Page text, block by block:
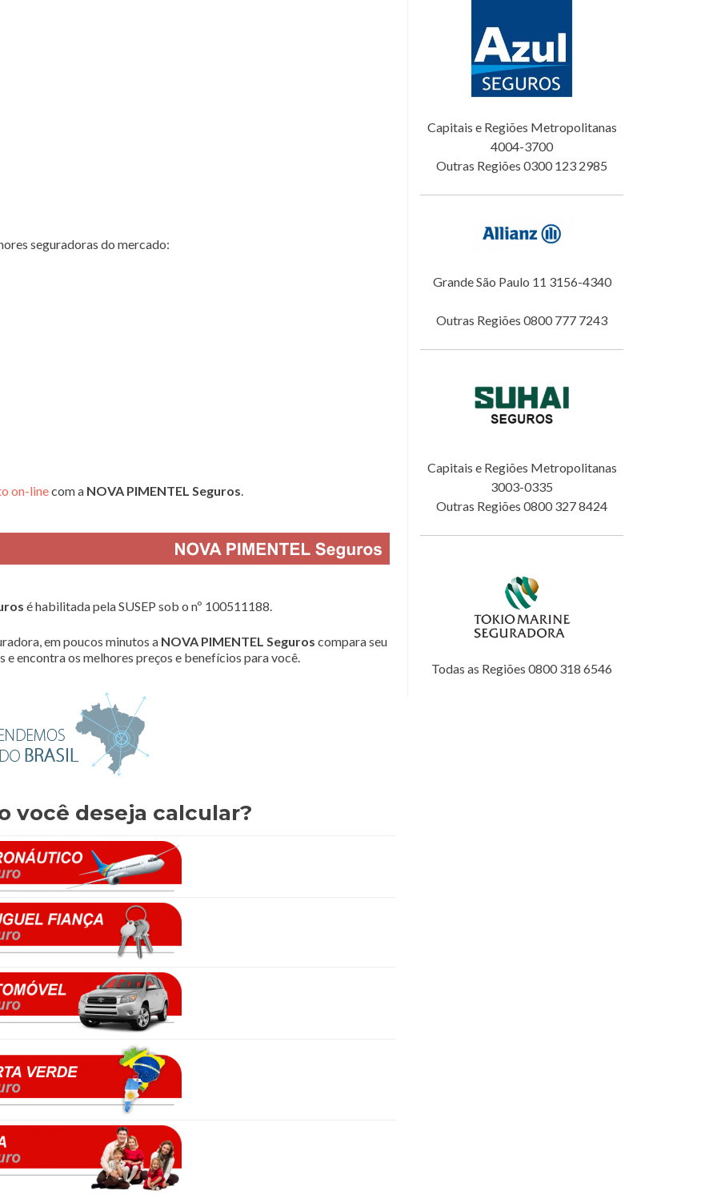
seguradoras do mercado:
on-linecom a NOVA PIMENTEL Seguros.
é habilitada pela SUSEP sob o nº 100511188.
em poucos minutos a NOVA PIMENTEL Seguros compara seu
e encontra os melhores preços e benefícios para você.
você deseja calcular?
Capitais e Regiões Metropolitanas
4004-3700
Outras Regiões 0300 123 2985
Grande São Paulo 11 3156-4340
Outras Regiões 0800 777 7243
Capitais e Regiões Metropolitanas
3003-0335
Outras Regiões 0800 327 8424
Todas as Regiões 0800 318 6546